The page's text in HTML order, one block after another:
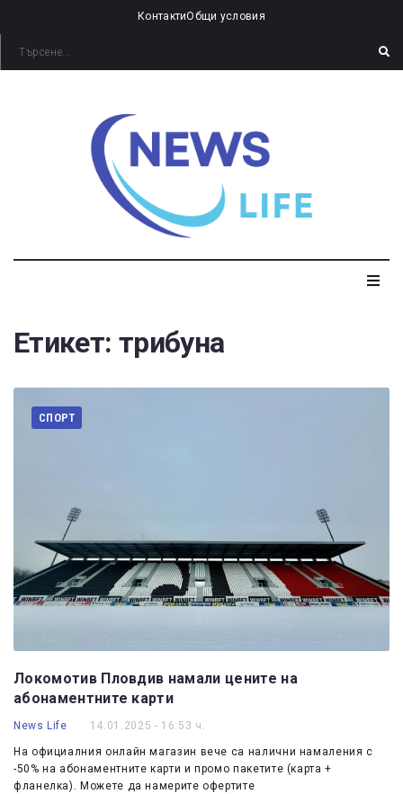
КонтактиОбщи условия
Етикет: трибуна
СПОРТ
Локомотив Пловдив намали цените на
абонаментните карти
News Life 14.01.2025 - 16:53 ч.
На официалния онлайн магазин вече са налични намаления с
-50% на абонаментните карти и промо пакетите (карта +
фланелка). Можете да намерите офертите